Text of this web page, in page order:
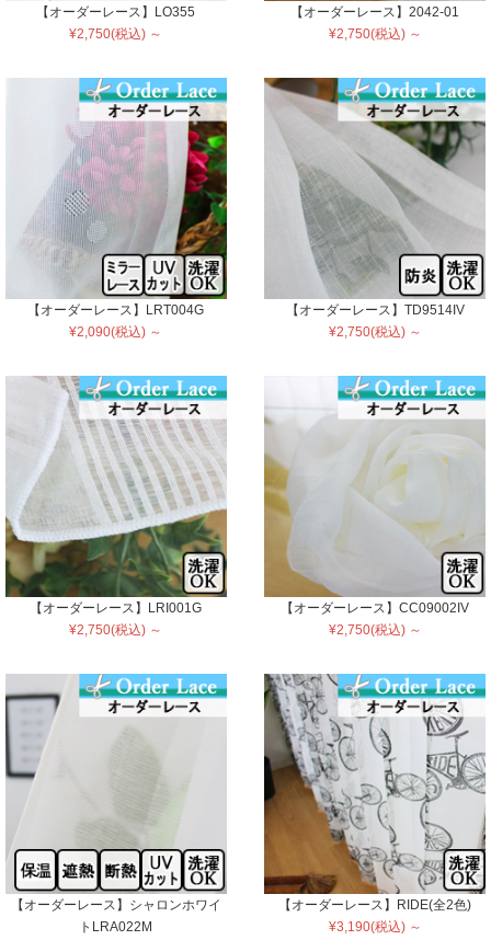
【オーダーレース】LO355
¥2,750(税込) ～
【オーダーレース】2042-01
¥2,750(税込) ～
【オーダーレース】LRT004G
¥2,090(税込) ～
【オーダーレース】TD9514IV
¥2,750(税込) ～
【オーダーレース】LRI001G
¥2,750(税込) ～
【オーダーレース】CC09002IV
¥2,750(税込) ～
【オーダーレース】シャロンホワイ
トLRA022M
【オーダーレース】RIDE(全2色)
¥3,190(税込) ～